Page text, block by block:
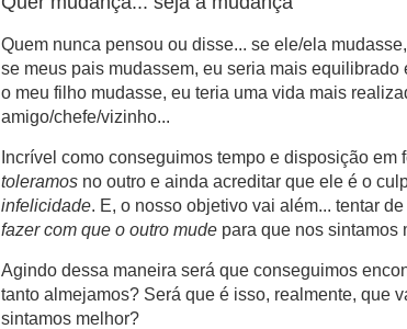
Quem nunca pensou ou disse... se ele/ela
se meus pais mudassem, eu seria mais equilibrado
o meu filho mudasse, eu teria uma vida mais
amigo/chefe/vizinho...
Incrível como conseguimos tempo e disposição em
toleramos no outro e ainda acreditar que ele é o
infelicidade. E, o nosso objetivo vai além... tentar
fazer com que o outro mude para que nos sintamos
Agindo dessa maneira será que conseguimos
tanto almejamos? Será que é isso, realmente, que
sintamos melhor?